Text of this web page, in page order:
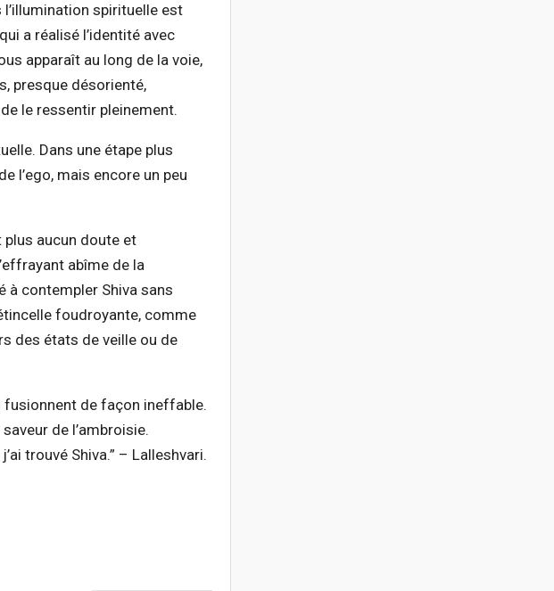
spirituelle est
a réalisé l’identité avec
apparaît au long de la voie,
presque désorienté,
le ressentir pleinement.
Dans une étape plus
l’ego, mais encore un peu
plus aucun doute et
abîme de la
à contempler Shiva sans
foudroyante, comme
des états de veille ou de
fusionnent de façon ineffable.
de l’ambroisie.
trouvé Shiva.” – Lalleshvari.